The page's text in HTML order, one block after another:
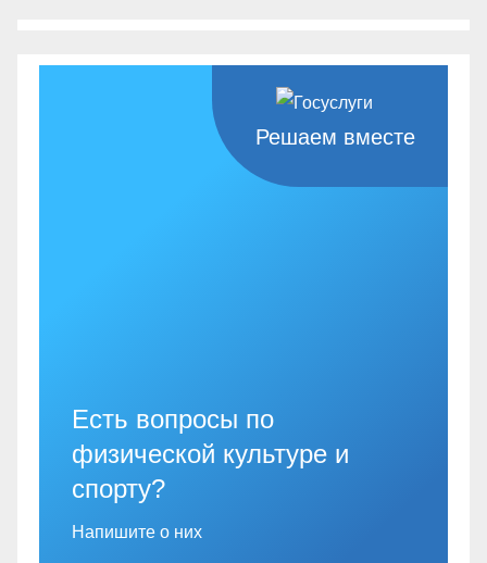
Решаем вместе
Есть вопросы по
физической культуре и
спорту?
Напишите о них